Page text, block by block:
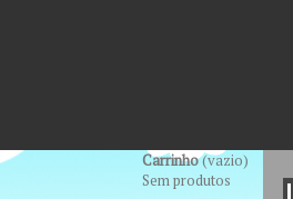
Carrinho(vazio)
Sem produtos